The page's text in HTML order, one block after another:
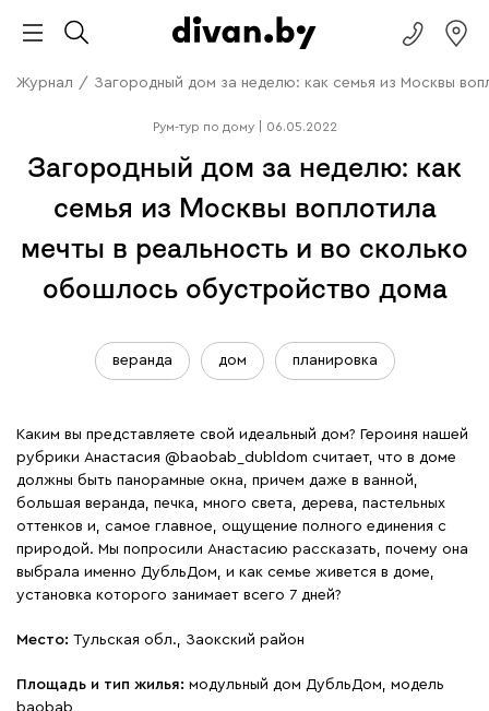
Журнал / Загородный дом за неделю: как семья из Москвы
Рум-тур по дому| 06.05.2022
Загородный дом за неделю: как
семья из Москвы воплотила
мечты в реальность и во сколько
обошлось обустройство дома
веранда дом планировка
Каким вы представляете свой идеальный дом? Героиня нашей
рубрики Анастасия @baobab_dubldom считает, что в доме
должны быть панорамные окна, причем даже в ванной,
большая веранда, печка, много света, дерева, пастельных
оттенков и, самое главное, ощущение полного единения с
природой. Мы попросили Анастасию рассказать, почему она
выбрала именно ДубльДом, и как семье живется в доме,
установка которого занимает всего 7 дней?
Место: Тульская обл., Заокский район
Площадь и тип жилья: модульный дом ДубльДом, модель
baobab